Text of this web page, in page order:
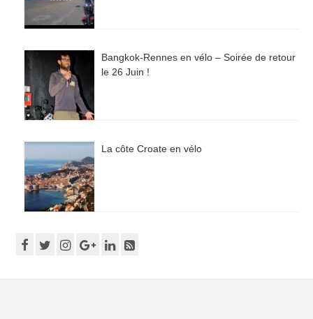
Bangkok-Rennes en vélo – Soirée de retour
le 26 Juin !
La côte Croate en vélo